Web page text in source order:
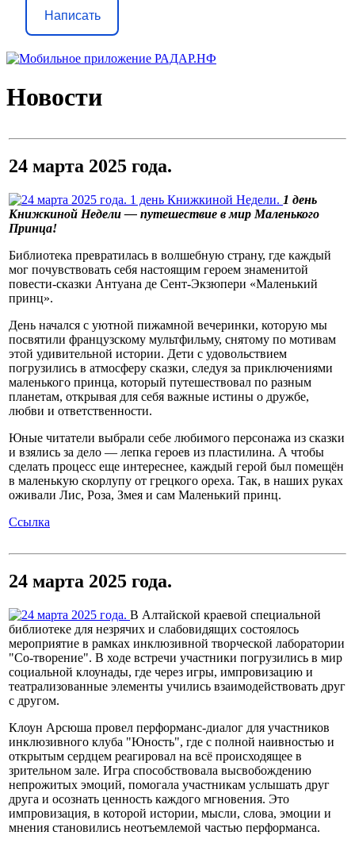
Написать
Новости
24 марта 2025 года.
1 день
Книжкиной Недели — путешествие в мир Маленького
Принца!
Библиотека превратилась в волшебную страну, где каждый
мог почувствовать себя настоящим героем знаменитой
повести-сказки Антуана де Сент-Экзюпери «Маленький
принц».
День начался с уютной пижамной вечеринки, которую мы
посвятили французскому мультфильму, снятому по мотивам
этой удивительной истории. Дети с удовольствием
погрузились в атмосферу сказки, следуя за приключениями
маленького принца, который путешествовал по разным
планетам, открывая для себя важные истины о дружбе,
любви и ответственности.
Юные читатели выбрали себе любимого персонажа из сказки
и взялись за дело — лепка героев из пластилина. А чтобы
сделать процесс еще интереснее, каждый герой был помещён
в маленькую скорлупу от грецкого ореха. Так, в наших руках
оживали Лис, Роза, Змея и сам Маленький принц.
Ссылка
24 марта 2025 года.
В Алтайской краевой специальной
библиотеке для незрячих и слабовидящих состоялось
мероприятие в рамках инклюзивной творческой лаборатории
"Со-творение". В ходе встречи участники погрузились в мир
социальной клоунады, где через игры, импровизацию и
театрализованные элементы учились взаимодействовать друг
с другом.
Клоун Арсюша провел перформанс-диалог для участников
инклюзивного клуба "Юность", где с полной наивностью и
открытым сердцем реагировал на всё происходящее в
зрительном зале. Игра способствовала высвобождению
непрожитых эмоций, помогала участникам услышать друг
друга и осознать ценность каждого мгновения. Это
импровизация, в которой истории, мысли, слова, эмоции и
мнения становились неотъемлемой частью перформанса.